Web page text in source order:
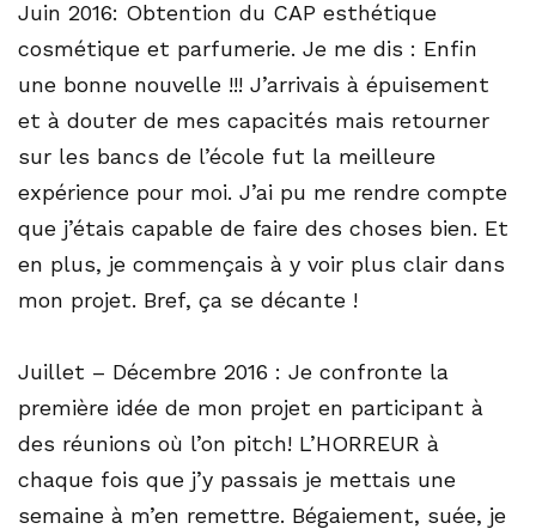
Juin 2016: Obtention du CAP esthétique
cosmétique et parfumerie. Je me dis : Enfin
une bonne nouvelle !!! J’arrivais à épuisement
et à douter de mes capacités mais retourner
sur les bancs de l’école fut la meilleure
expérience pour moi. J’ai pu me rendre compte
que j’étais capable de faire des choses bien. Et
en plus, je commençais à y voir plus clair dans
mon projet. Bref, ça se décante !
Juillet – Décembre 2016 : Je confronte la
première idée de mon projet en participant à
des réunions où l’on pitch! L’HORREUR à
chaque fois que j’y passais je mettais une
semaine à m’en remettre. Bégaiement, suée, je